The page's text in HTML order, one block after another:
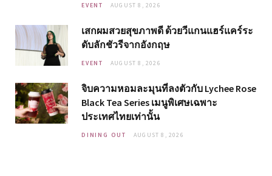
EVENT AUGUST 8, 2026
เสกผมสวยสุขภาพดี ด้วยวีแกนแฮร์แคร์ระ
ดับลักชัวรีจากอังกฤษ
EVENT AUGUST 8, 2026
จิบความหอมละมุนที่ลงตัวกับ Lychee Rose
Black Tea Series เมนูพิเศษเฉพาะ
ประเทศไทยเท่านั้น
DINING OUT AUGUST 8, 2026